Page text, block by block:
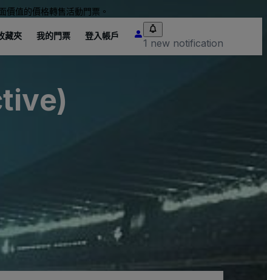
價值的價格轉售活動門票。
藏夾 我的門票 登入帳戶
1 new notification